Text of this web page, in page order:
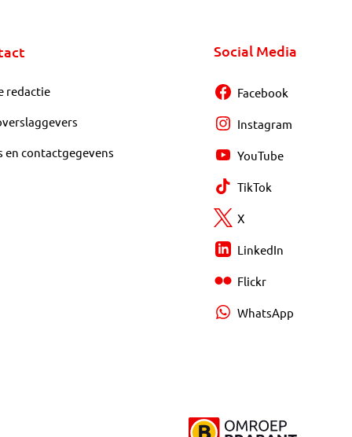
redactie
en contactgegevens
Social Media
Facebook
Instagram
YouTube
TikTok
X
LinkedIn
Flickr
WhatsApp